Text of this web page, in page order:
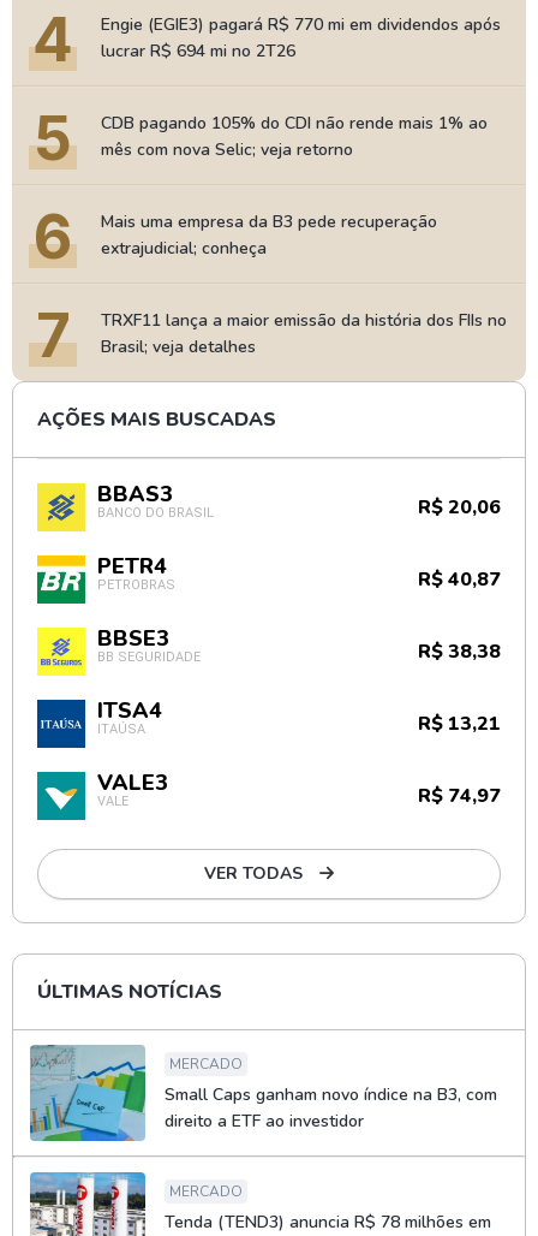
4
Engie (EGIE3) pagará R$ 770 mi em dividendos após
lucrar R$ 694 mi no 2T26
5
CDB pagando 105% do CDI não rende mais 1% ao
mês com nova Selic; veja retorno
6
Mais uma empresa da B3 pede recuperação
extrajudicial; conheça
7
TRXF11 lança a maior emissão da história dos FIIs no
Brasil; veja detalhes
AÇÕES MAIS BUSCADAS
BBAS3
BANCO DO BRASIL R$ 20,06
PETR4
PETROBRAS R$ 40,87
BBSE3
BB SEGURIDADE R$ 38,38
ITSA4
ITAÚSA R$ 13,21
VALE3
VALE R$ 74,97
VER TODAS
ÚLTIMAS NOTÍCIAS
MERCADO
Small Caps ganham novo índice na B3, com
direito a ETF ao investidor
MERCADO
Tenda (TEND3) anuncia R$ 78 milhões em